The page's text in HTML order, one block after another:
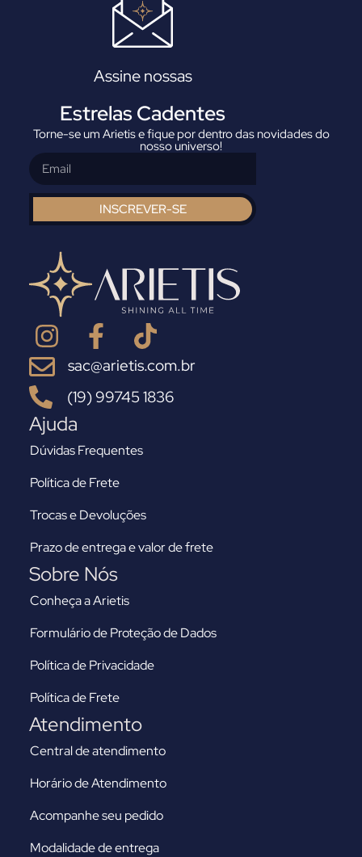
Assine nossas
Estrelas Cadentes
Torne-se um Arietis e fique por dentro das novidades do
nosso universo!
INSCREVER-SE
sac@arietis.com.br
(19) 99745 1836
Ajuda
Dúvidas Frequentes
Política de Frete
Trocas e Devoluções
Prazo de entrega e valor de frete
Sobre Nós
Conheça a Arietis
Formulário de Proteção de Dados
Política de Privacidade
Política de Frete
Atendimento
Central de atendimento
Horário de Atendimento
Acompanhe seu pedido
Modalidade de entrega